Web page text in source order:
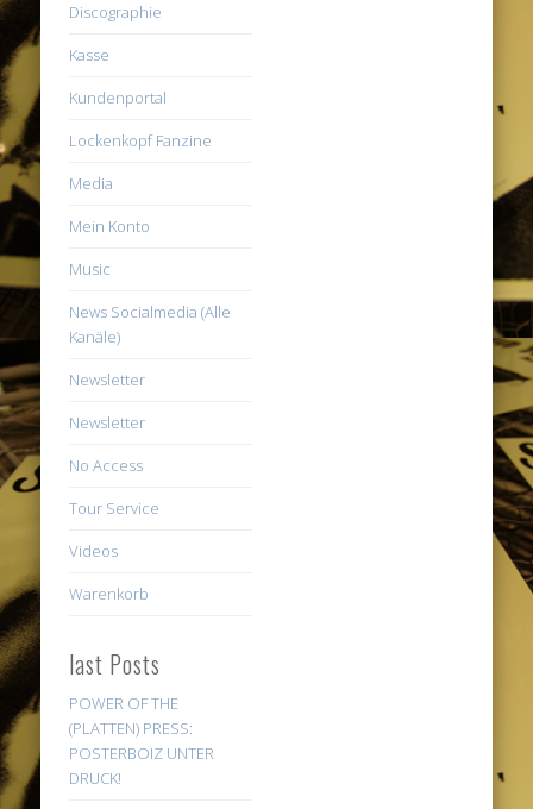
Discographie
Kasse
Kundenportal
Lockenkopf Fanzine
Media
Mein Konto
Music
News Socialmedia (Alle
Kanäle)
Newsletter
Newsletter
No Access
Tour Service
Videos
Warenkorb
last Posts
POWER OF THE
(PLATTEN) PRESS:
POSTERBOIZ UNTER
DRUCK!